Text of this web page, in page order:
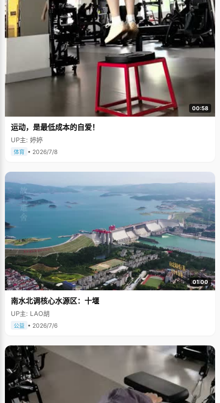
00:58
运动，是最低成本的自爱！
UP主: 婷婷
体育 • 2026/7/8
01:00
南水北调核心水源区：十堰
UP主: LAO胡
公益 • 2026/7/6